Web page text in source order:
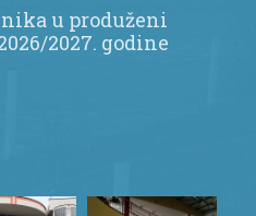
u produženi
2027. godine